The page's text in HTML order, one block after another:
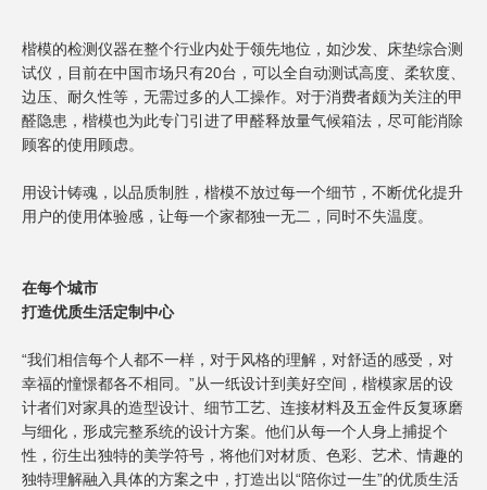
楷模的检测仪器在整个行业内处于领先地位，如沙发、床垫综合测
试仪，目前在中国市场只有20台，可以全自动测试高度、柔软度、
边压、耐久性等，无需过多的人工操作。对于消费者颇为关注的甲
醛隐患，楷模也为此专门引进了甲醛释放量气候箱法，尽可能消除
顾客的使用顾虑。
用设计铸魂，以品质制胜，楷模不放过每一个细节，不断优化提升
用户的使用体验感，让每一个家都独一无二，同时不失温度。
在每个城市
打造优质生活定制中心
“我们相信每个人都不一样，对于风格的理解，对舒适的感受，对
幸福的憧憬都各不相同。”从一纸设计到美好空间，楷模家居的设
计者们对家具的造型设计、细节工艺、连接材料及五金件反复琢磨
与细化，形成完整系统的设计方案。他们从每一个人身上捕捉个
性，衍生出独特的美学符号，将他们对材质、色彩、艺术、情趣的
独特理解融入具体的方案之中，打造出以“陪你过一生”的优质生活